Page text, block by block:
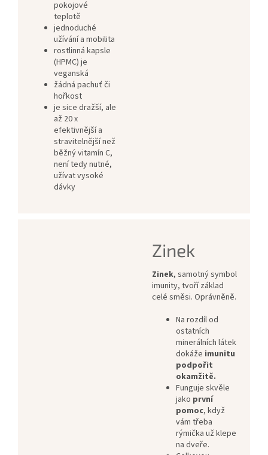
pokojové
teplotě
jednoduché
užívání a mobilita
rostlinná kapsle
(HPMC) je
veganská
žádná pachuť či
hořkost
je sice dražší, ale
až 20 x
efektivnější a
stravitelnější než
běžný vitamín C,
není tedy nutné,
užívat vysoké
dávky
Zinek
Zinek, samotný symbol
imunity, tvoří základ
celé směsi. Oprávněně.
Na rozdíl od
ostatních
minerálních látek
dokáže imunitu
podpořit
okamžitě.
Funguje skvěle
jako první
pomoc, když
vám třeba
rýmička už klepe
na dveře.